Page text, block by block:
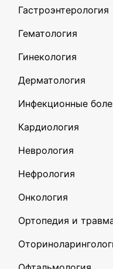
Гастроэнтерология
Гематология
Гинекология
Дерматология
Инфекционные
Кардиология
Неврология
Нефрология
Онкология
Ортопедия и